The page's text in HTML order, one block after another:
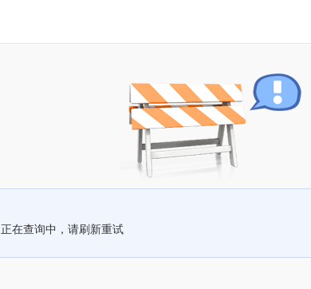
正在查询中，请刷新重试